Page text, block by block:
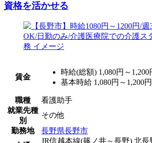
資格を活かせる
賃金
時給(総額) 1,080円～1,200
基本時給 1,080円～1,200円
職種
看護助手
就業先種
別
その他
勤務地
長野県長野市
JR信越本線(篠ノ井～長野) 北